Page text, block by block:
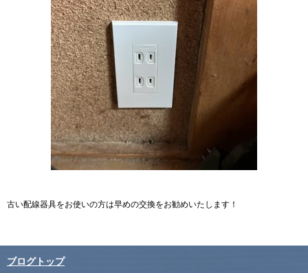
古い配線器具をお使いの方は早めの交換をお勧めいたします！
ブログトップ